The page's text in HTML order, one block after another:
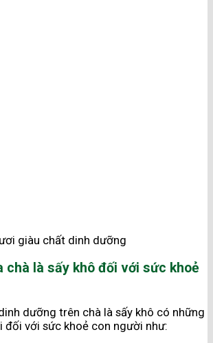
giàu chất dinh dưỡng
chà là sấy khô đối với sức khoẻ
dưỡng trên chà là sấy khô có những
đối với sức khoẻ con người như: